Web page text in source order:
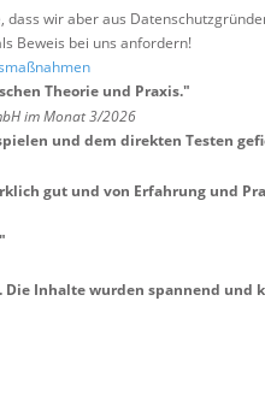
wir aber aus
Beweis bei uns anfordern!
Theorie und Praxis."
im Monat 3/2026
und dem direkten Testen
gut und von Erfahrung und
"
Inhalte wurden spannend und